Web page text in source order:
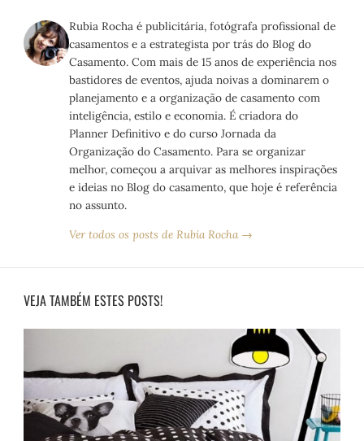
Rubia Rocha é publicitária, fotógrafa profissional de
casamentos e a estrategista por trás do Blog do
Casamento. Com mais de 15 anos de experiência nos
bastidores de eventos, ajuda noivas a dominarem o
planejamento e a organização de casamento com
inteligência, estilo e economia. É criadora do
Planner Definitivo e do curso Jornada da
Organização do Casamento. Para se organizar
melhor, começou a arquivar as melhores inspirações
e ideias no Blog do casamento, que hoje é referência
no assunto.
Ver todos os posts de Rubia Rocha →
VEJA TAMBÉM ESTES POSTS!